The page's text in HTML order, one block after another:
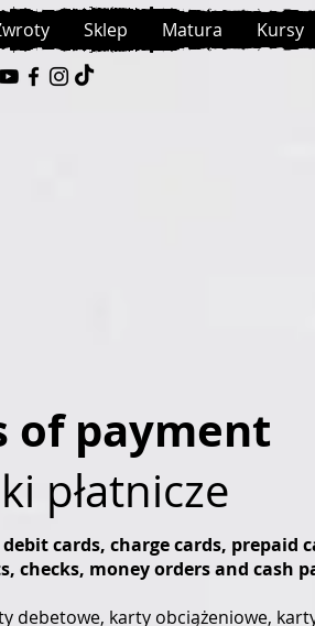
Sklep Matura Kursy
of payment
płatnicze
cards, charge cards, prepaid
money orders and cash
karty obciążeniowe,